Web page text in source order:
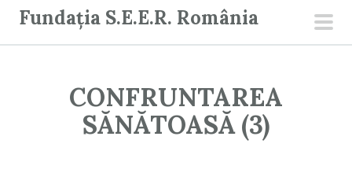
Fundația S.E.E.R. România
CONFRUNTAREA
SĂNĂTOASĂ (3)